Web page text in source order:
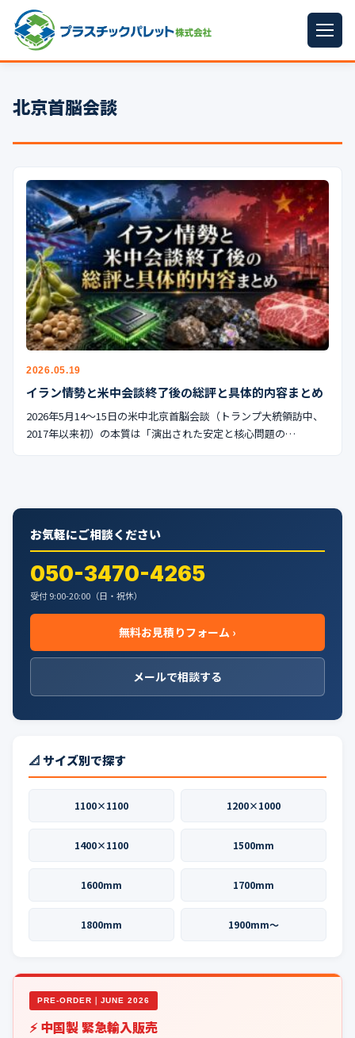
パレットサイズ
プラパレット ▼
コンテナ ▼
中古パレット
再生原料
梱包資材
イラン情勢まとめ ▼
公式ブログ
会社案内
北京首脳会談
2026.05.19
イラン情勢と米中会談終了後の総評と具体的内容まとめ
2026年5月14〜15日の米中北京首脳会談（トランプ大統領訪中、
2017年以来初）の本質は「演出された安定と核心問題の…
お気軽にご相談ください
050-3470-4265
受付 9:00-20:00（日・祝休）
無料お見積りフォーム ›
メールで相談する
📐 サイズ別で探す
1100×1100 1200×1000
1400×1100 1500mm
1600mm 1700mm
1800mm 1900mm〜
PRE-ORDER｜JUNE 2026
⚡ 中国製 緊急輸入販売